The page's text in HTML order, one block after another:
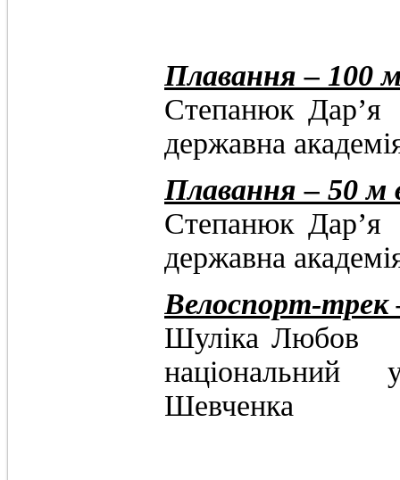
Плавання – 100
Степанюк
державна
Плавання – 50 м
Степанюк
державна
Велоспорт-трек
Шуліка
національний
Шевченка